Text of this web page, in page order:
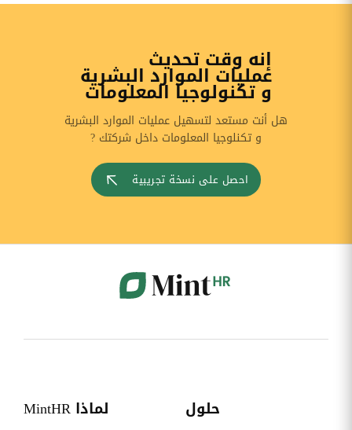
إنه وقت تحديث
عمليات الموارد البشرية
و تكنولوجيا المعلومات
هل أنت مستعد لتسهيل عمليات الموارد البشرية
و تكنلوجيا المعلومات داخل شركتك ?
احصل على نسخة تجريبية
حلول لماذا MintHR